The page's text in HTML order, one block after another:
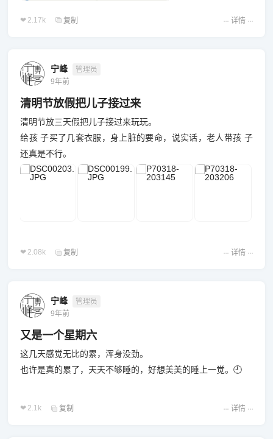
2.17k 复制 详情
宁峰
管理员
9年前
清明节放假把儿子接过来
清明节放三天假把儿子接过来玩玩。
给孩 子买了几套衣服，身上脏的要命，说实话，老人带孩 子
还真是不行。
2.08k 复制 详情
宁峰
管理员
9年前
又是一个星期六
这几天感觉无比的累，浑身没劲。
也许是真的累了，天天不够睡的，好想美美的睡上一觉。🕘
2.1k 复制 详情